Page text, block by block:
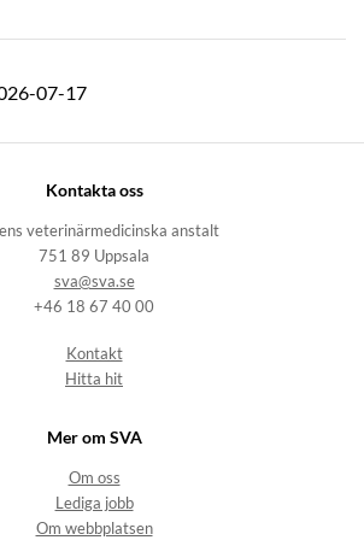
07-17
Kontakta oss
veterinärmedicinska anstalt
751 89 Uppsala
sva@sva.se
+46 18 67 40 00
Kontakt
Hitta hit
Mer om SVA
Om oss
Lediga jobb
Om webbplatsen